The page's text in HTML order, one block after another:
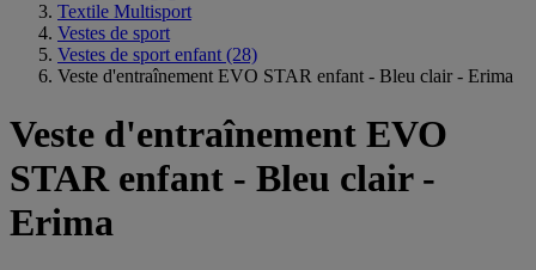
Textile Multisport
Vestes de sport
Vestes de sport enfant (28)
Veste d'entraînement EVO STAR enfant - Bleu clair - Erima
Veste d'entraînement EVO
STAR enfant - Bleu clair -
Erima